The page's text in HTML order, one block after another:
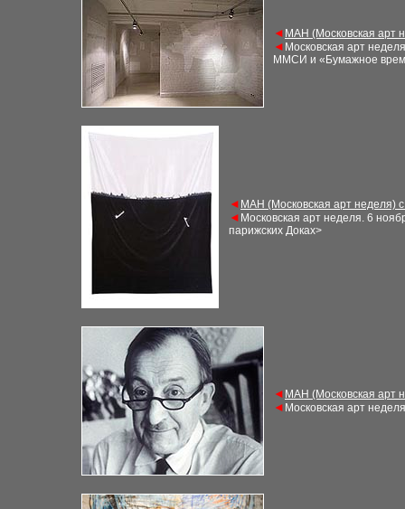
◄ МАН (Московская арт
◄ Московская арт неделя
ММСИ и «Бумажное
◄ МАН (Московская арт неделя)
◄ Московская арт неделя. 6
парижских Доках>
◄ МАН (Московская арт
◄ Московская арт неделя